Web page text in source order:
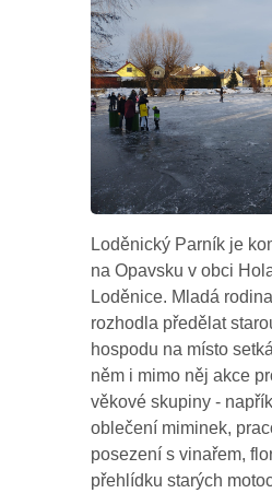
Loděnický Parník je
na Opavsku v obci
Loděnice. Mladá
rozhodla předělat
hospodu na místo
něm i mimo něj akce
věkové skupiny -
oblečení miminek,
posezení s vinařem,
přehlídku starých